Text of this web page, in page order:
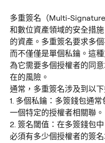
多重簽名（Multi-
和數位資產領域的安全措
的資產。多重簽名要求多
而不僅僅是單個私鑰。這
為它需要多個授權者的同
在的風險。
通常，多重簽名涉及到以下
1. 多個私鑰：多簽錢包通
一個特定的授權者相關聯。
2. 簽名閾值：在多簽錢包
必須有多少個授權者的簽